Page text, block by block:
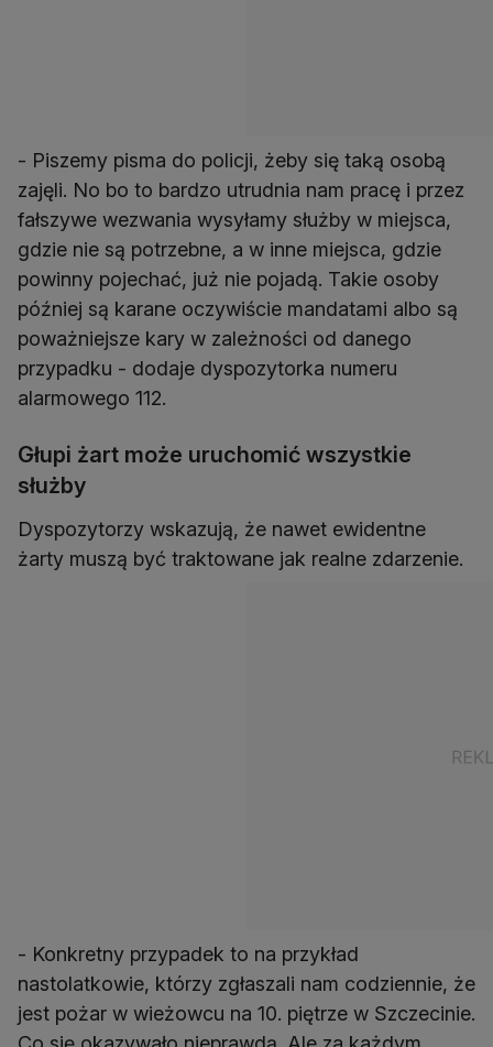
- Piszemy pisma do policji, żeby się taką osobą
zajęli. No bo to bardzo utrudnia nam pracę i przez
fałszywe wezwania wysyłamy służby w miejsca,
gdzie nie są potrzebne, a w inne miejsca, gdzie
powinny pojechać, już nie pojadą. Takie osoby
później są karane oczywiście mandatami albo są
poważniejsze kary w zależności od danego
przypadku - dodaje dyspozytorka numeru
alarmowego 112.
Głupi żart może uruchomić wszystkie
służby
Dyspozytorzy wskazują, że nawet ewidentne
żarty muszą być traktowane jak realne zdarzenie.
- Konkretny przypadek to na przykład
nastolatkowie, którzy zgłaszali nam codziennie, że
jest pożar w wieżowcu na 10. piętrze w Szczecinie.